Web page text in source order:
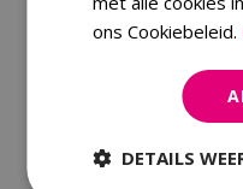
Ervaar ultiem
zitkussen van
elke buitenruimte. Dit
ons Cookiebeleid.
DETAILS